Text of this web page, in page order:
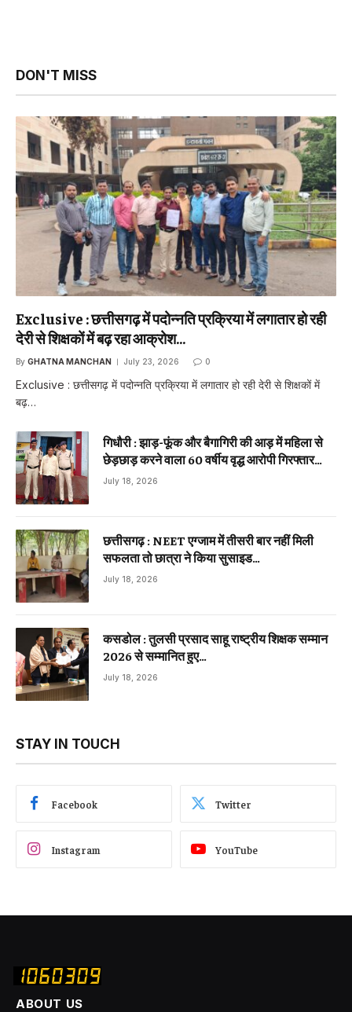
DON'T MISS
Exclusive : छत्तीसगढ़ में पदोन्नति प्रक्रिया में लगातार हो रही
देरी से शिक्षकों में बढ़ रहा आक्रोश…
By GHATNA MANCHAN July 23, 2026 0
Exclusive : छत्तीसगढ़ में पदोन्नति प्रक्रिया में लगातार हो रही देरी से शिक्षकों में
बढ़…
गिधौरी : झाड़-फूंक और बैगागिरी की आड़ में महिला से
छेड़छाड़ करने वाला 60 वर्षीय वृद्ध आरोपी गिरफ्तार…
July 18, 2026
छत्तीसगढ़ : NEET एग्जाम में तीसरी बार नहीं मिली
सफलता तो छात्रा ने किया सुसाइड…
July 18, 2026
कसडोल : तुलसी प्रसाद साहू राष्ट्रीय शिक्षक सम्मान
2026 से सम्मानित हुए…
July 18, 2026
STAY IN TOUCH
Facebook Twitter
Instagram YouTube
ABOUT US